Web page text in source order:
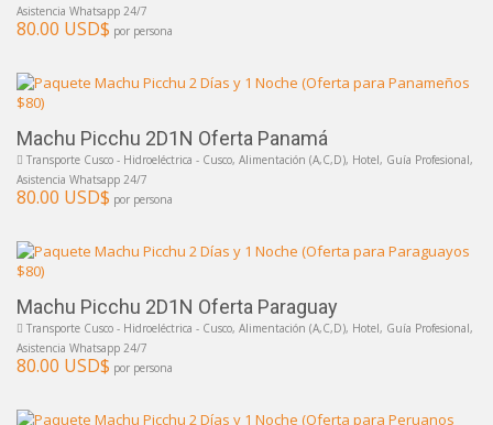
Asistencia Whatsapp 24/7
80.00 USD$ por persona
Machu Picchu 2D1N Oferta Panamá
Transporte Cusco - Hidroeléctrica - Cusco, Alimentación (A,C,D), Hotel, Guía Profesional,
Asistencia Whatsapp 24/7
80.00 USD$ por persona
Machu Picchu 2D1N Oferta Paraguay
Transporte Cusco - Hidroeléctrica - Cusco, Alimentación (A,C,D), Hotel, Guía Profesional,
Asistencia Whatsapp 24/7
80.00 USD$ por persona